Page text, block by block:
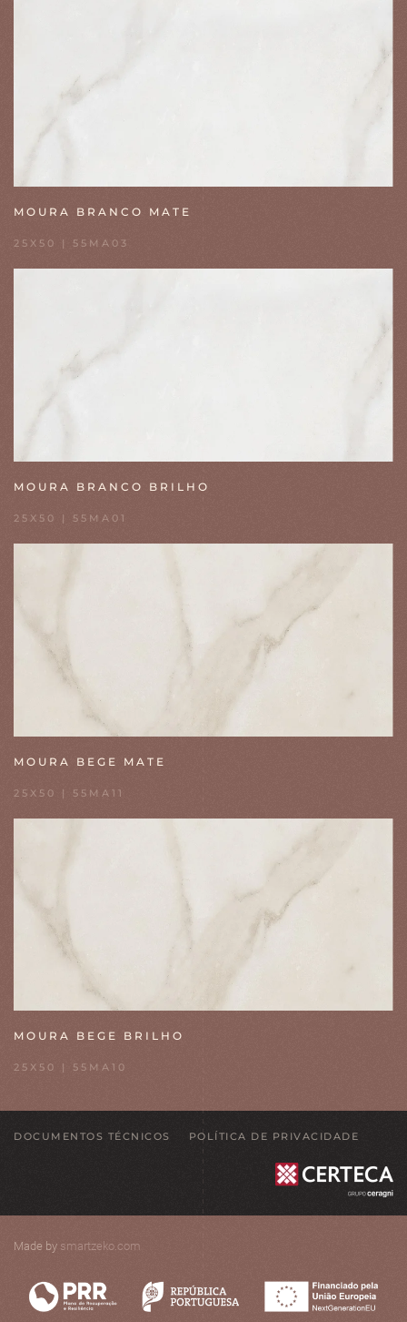
MOURA BRANCO MATE
25X50 | 55MA03
MOURA BRANCO BRILHO
25X50 | 55MA01
MOURA BEGE MATE
25X50 | 55MA11
MOURA BEGE BRILHO
25X50 | 55MA10
DOCUMENTOS TÉCNICOS POLÍTICA DE PRIVACIDADE
Made by smartzeko.com